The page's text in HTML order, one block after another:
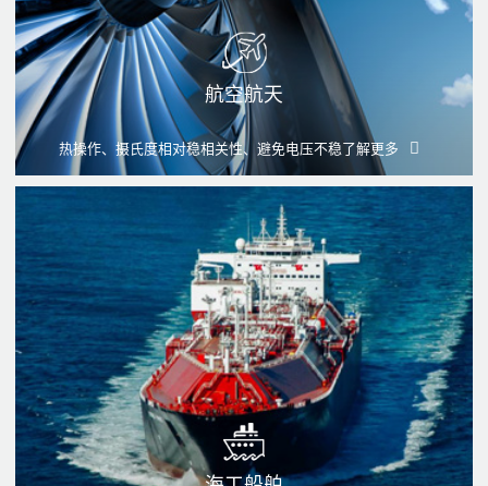
航空航天
热操作、摄氏度相对稳相关性、避免电压不稳了解更多